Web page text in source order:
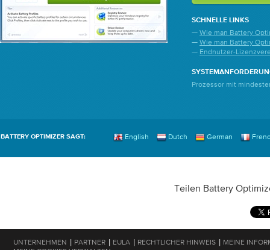
SCHNELLE LINKS
— Wie man Battery
— Wie man Battery
— Endnutzer-
Prozessor mit
BATTERY OPTIMIZER SAGT: English Dutch German
Teilen Battery
UNTERNEHMEN | PARTNER | EULA | RECHTLICHER HINWEIS | MEINE